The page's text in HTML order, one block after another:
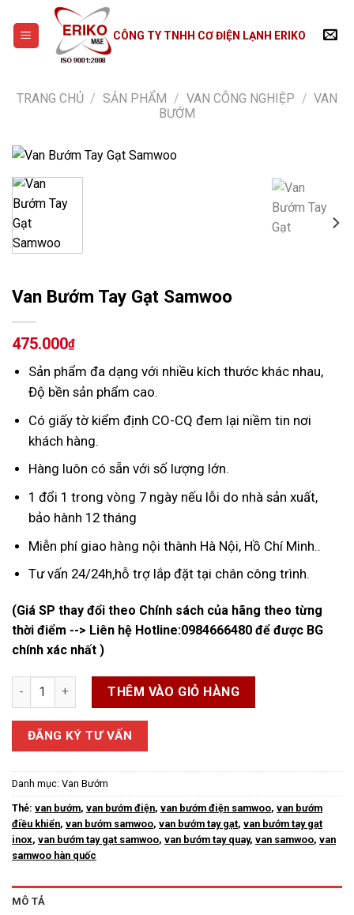
content
CÔNG TY TNHH CƠ ĐIỆN LẠNH ERIKO
TRANG CHỦ / SẢN PHẨM / VAN CÔNG NGHIỆP / VAN
BƯỚM
Van Bướm Tay Gạt Samwoo
475.000₫
Sản phẩm đa dạng với nhiều kích thước khác nhau,
Độ bền sản phẩm cao.
Có giấy tờ kiểm định CO-CQ đem lại niềm tin nơi
khách hàng.
Hàng luôn có sẵn với số lượng lớn.
1 đổi 1 trong vòng 7 ngày nếu lỗi do nhà sản xuất,
bảo hành 12 tháng
Miễn phí giao hàng nội thành Hà Nội, Hồ Chí Minh..
Tư vấn 24/24h,hỗ trợ lắp đặt tại chân công trình.
(Giá SP thay đổi theo Chính sách của hãng theo từng
thời điểm --> Liên hệ Hotline:0984666480 để được BG
chính xác nhất )
Van Bướm Tay Gạt Samwoo số lượng
THÊM VÀO GIỎ HÀNG
ĐĂNG KÝ TƯ VẤN
Danh mục: Van Bướm
Thẻ: van bướm, van bướm điện, van bướm điện samwoo, van bướm
điều khiển, van bướm samwoo, van bướm tay gạt, van bướm tay gạt
inox, van bướm tay gạt samwoo, van bướm tay quay, van samwoo, van
samwoo hàn quốc
MÔ TẢ